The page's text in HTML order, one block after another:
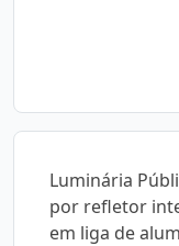
Luminária
por refletor
em liga de